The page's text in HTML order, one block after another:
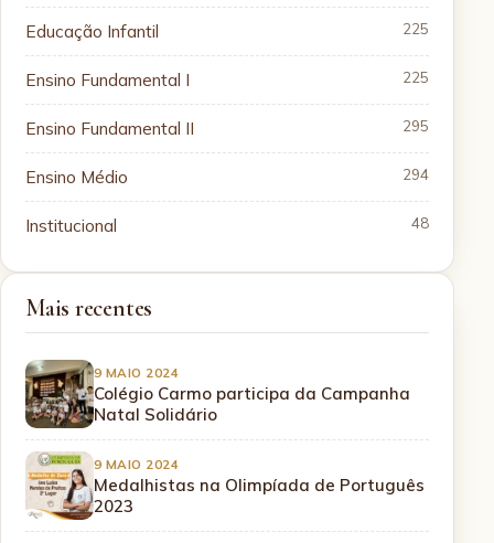
Educação Infantil 225
Ensino Fundamental I 225
Ensino Fundamental II 295
Ensino Médio 294
Institucional 48
Mais recentes
9 MAIO 2024
Colégio Carmo participa da Campanha
Natal Solidário
9 MAIO 2024
Medalhistas na Olimpíada de Português
2023